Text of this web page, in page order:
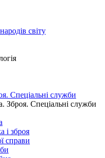
світу
Спеціальні служби
Зброя. Спеціальні служби
і зброя
справи